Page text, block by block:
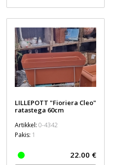
LILLEPOTT "Fioriera Cleo"
ratastega 60cm
Artikkel: 0-4342
Pakis: 1
22.00 €